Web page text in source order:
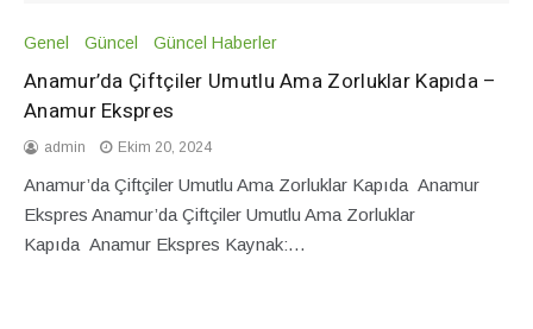
Genel Güncel Güncel Haberler
Anamur’da Çiftçiler Umutlu Ama Zorluklar Kapıda –
Anamur Ekspres
admin Ekim 20, 2024
Anamur’da Çiftçiler Umutlu Ama Zorluklar Kapıda Anamur
Ekspres Anamur’da Çiftçiler Umutlu Ama Zorluklar
Kapıda Anamur Ekspres Kaynak:…